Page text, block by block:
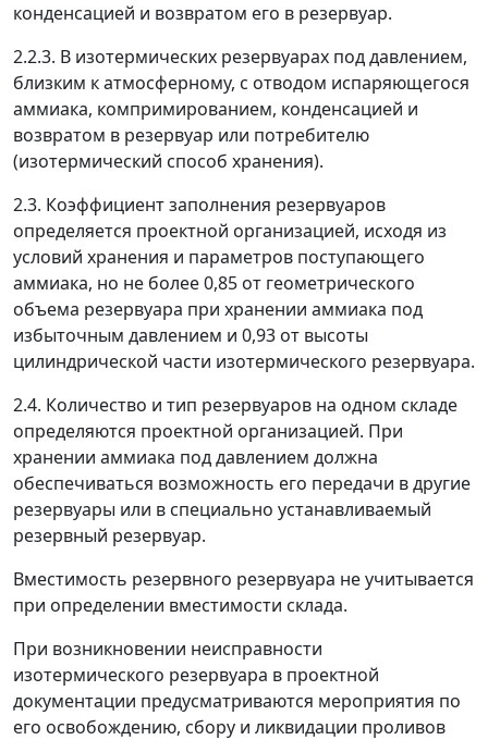
конденсацией и возвратом его в резервуар.
2.2.3. В изотермических резервуарах под давлением,
близким к атмосферному, с отводом испаряющегося
аммиака, компримированием, конденсацией и
возвратом в резервуар или потребителю
(изотермический способ хранения).
2.3. Коэффициент заполнения резервуаров
определяется проектной организацией, исходя из
условий хранения и параметров поступающего
аммиака, но не более 0,85 от геометрического
объема резервуара при хранении аммиака под
избыточным давлением и 0,93 от высоты
цилиндрической части изотермического резервуара.
2.4. Количество и тип резервуаров на одном складе
определяются проектной организацией. При
хранении аммиака под давлением должна
обеспечиваться возможность его передачи в другие
резервуары или в специально устанавливаемый
резервный резервуар.
Вместимость резервного резервуара не учитывается
при определении вместимости склада.
При возникновении неисправности
изотермического резервуара в проектной
документации предусматриваются мероприятия по
его освобождению, сбору и ликвидации проливов